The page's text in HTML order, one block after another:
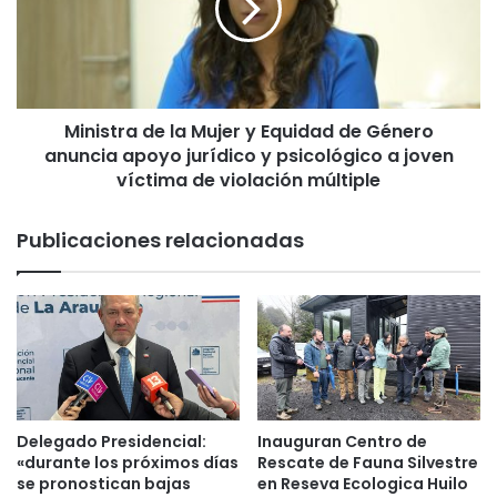
c
t
r
s
v
e
n
d
j
e
r
y
q
u
i
d
d
Ministra de la Mujer y Equidad de Género
anuncia apoyo jurídico y psicológico a joven
víctima de violación múltiple
Publicaciones relacionadas
Delegado Presidencial:
«durante los próximos días
se pronostican bajas
Inauguran Centro de
Rescate de Fauna Silvestre
en Reseva Ecologica Huilo